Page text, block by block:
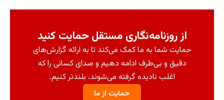
از روزنامه‌نگاری مستقل حمایت کنید
حمایت شما به ما کمک می‌کند تا به ارائه گزارش‌های
دقیق و بی‌طرف ادامه دهیم و صدای کسانی را که
اغلب نادیده گرفته می‌شوند، بلندتر کنیم.
حمایت از ما